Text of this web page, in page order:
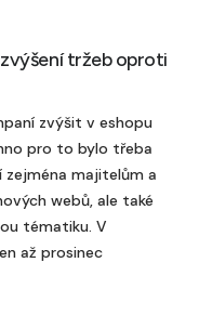
tržeb oproti
zvýšit v eshopu
pro to bylo třeba
majitelům a
webů, ale také
tématiku. V
až prosinec